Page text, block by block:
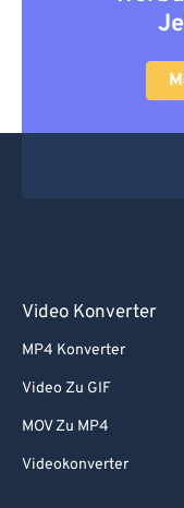
Video Konverter
MP4 Konverter
Video Zu GIF
MOV Zu MP4
Videokonverter